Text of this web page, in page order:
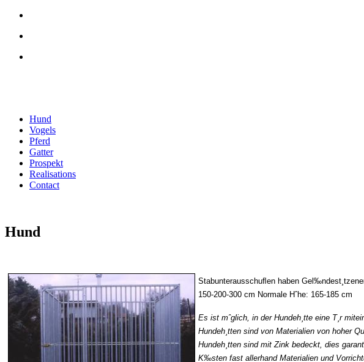
Hund
Vogels
Pferd
Gatter
Prospekt
Realisations
Contact
Hund
Stabunterausschuﬂen haben
150-200-300 cm Normale Hˆhe: 165-185 cm
Es ist mˆglich, in der Hundeh¸tte eine T¸r
Hundeh¸tten sind von Materialien von hoher
Hundeh¸tten sind mit Zink bedeckt, dies
K‰sten fast allerhand Materialien und